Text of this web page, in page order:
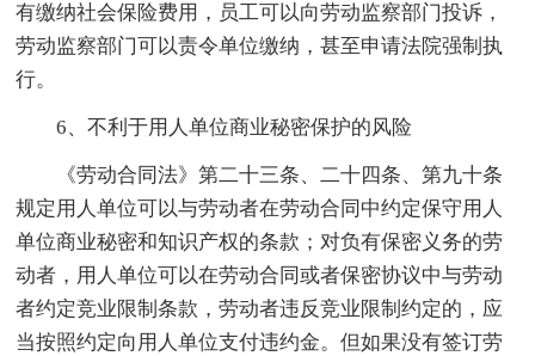
有缴纳社会保险费用，员工可以向劳动监察部门投诉，
劳动监察部门可以责令单位缴纳，甚至申请法院强制执
行。
6、不利于用人单位商业秘密保护的风险
《劳动合同法》第二十三条、二十四条、第九十条
规定用人单位可以与劳动者在劳动合同中约定保守用人
单位商业秘密和知识产权的条款；对负有保密义务的劳
动者，用人单位可以在劳动合同或者保密协议中与劳动
者约定竞业限制条款，劳动者违反竞业限制约定的，应
当按照约定向用人单位支付违约金。但如果没有签订劳